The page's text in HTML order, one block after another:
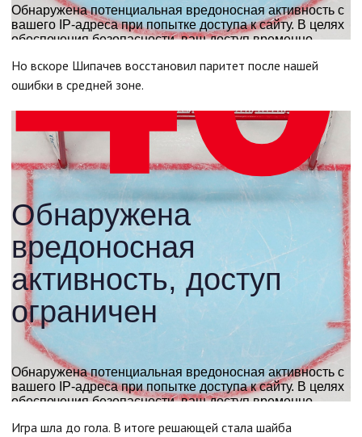
Но вскоре Шипачев восстановил паритет после нашей
ошибки в средней зоне.
Игра шла до гола. В итоге решающей стала шайба